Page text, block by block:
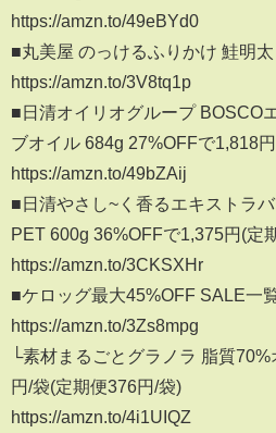
https://amzn.to/49eBYd0
■丸美屋 のっけるふりかけ 鮭明
https://amzn.to/3V8tq1p
■日清オイリオグループ BOSCO
ブオイル 684g 27%OFFで1,818
https://amzn.to/49bZAij
■日清やさし~く香るエキストラ
PET 600g 36%OFFで1,375円(定
https://amzn.to/3CKSXHr
■ケロッグ最大45%OFF SALE一
https://amzn.to/3Zs8mpg
└素材まるごとグラノラ 脂質
円/袋(定期便376円/袋)
https://amzn.to/4i1UIQZ